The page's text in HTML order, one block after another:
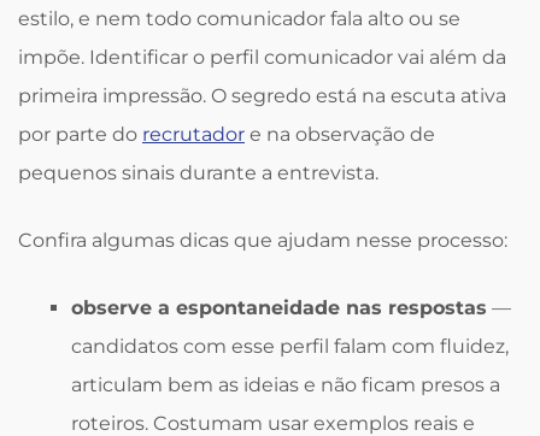
estilo, e nem todo comunicador fala alto ou se
impõe. Identificar o perfil comunicador vai além da
primeira impressão. O segredo está na escuta ativa
por parte do recrutador e na observação de
pequenos sinais durante a entrevista.
Confira algumas dicas que ajudam nesse processo:
observe a espontaneidade nas respostas —
candidatos com esse perfil falam com fluidez,
articulam bem as ideias e não ficam presos a
roteiros. Costumam usar exemplos reais e